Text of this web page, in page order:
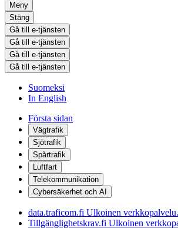
Meny
Stäng
Gå till e-tjänsten
Gå till e-tjänsten
Gå till e-tjänsten
Gå till e-tjänsten
Suomeksi
In English
Första sidan
Vägtrafik
Sjötrafik
Spårtrafik
Luftfart
Telekommunikation
Cybersäkerhet och AI
data.traficom.fi Ulkoinen verkkopalvelu.
Tillgänglighetskrav.fi Ulkoinen